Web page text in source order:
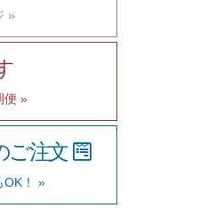
»
便 »
ご注文
OK！ »